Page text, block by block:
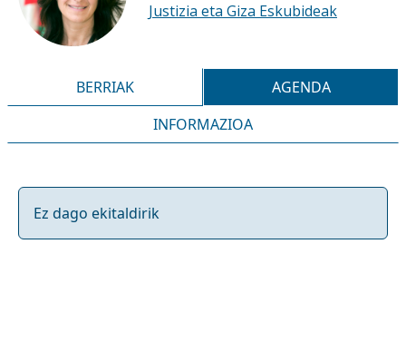
Justizia eta Giza Eskubideak
BERRIAK
AGENDA
INFORMAZIOA
Ez dago ekitaldirik